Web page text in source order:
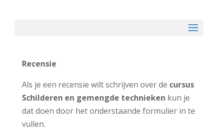
Recensie
Als je een recensie wilt schrijven over de cursus
Schilderen en gemengde technieken kun je
dat doen door het onderstaande formulier in te
vullen.